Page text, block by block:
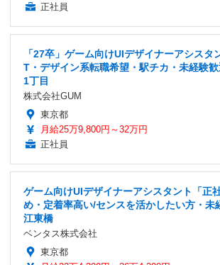
正社員
「27卒」ゲーム向けUIデザイナーアシスタ
T・デザイン系転職希望・駅チカ・未経験
1丁目
株式会社GUM
東京都
月給25万9,800円～32万円
正社員
ゲーム向けUIデザイナーアシスタント「正
め・定着率高い/センスを活かしたい方・未
江東橋
ベンタス株式会社
東京都